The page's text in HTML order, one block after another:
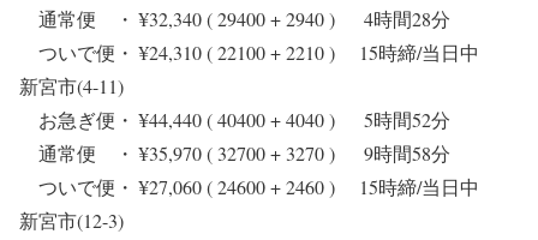
通常便 ・ ¥32,340 ( 29400 + 2940 ) 4時間28分
ついで便・ ¥24,310 ( 22100 + 2210 ) 15時締/当日中
新宮市(4-11)
お急ぎ便・ ¥44,440 ( 40400 + 4040 ) 5時間52分
通常便 ・ ¥35,970 ( 32700 + 3270 ) 9時間58分
ついで便・ ¥27,060 ( 24600 + 2460 ) 15時締/当日中
新宮市(12-3)